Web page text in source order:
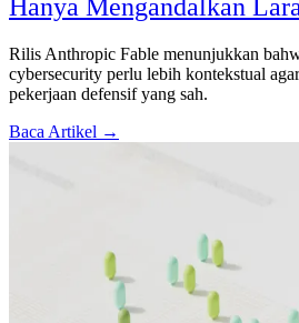
Hanya Mengandalkan
Rilis Anthropic Fable menunjukkan
cybersecurity perlu lebih kontekstual
pekerjaan defensif yang sah.
Baca Artikel →